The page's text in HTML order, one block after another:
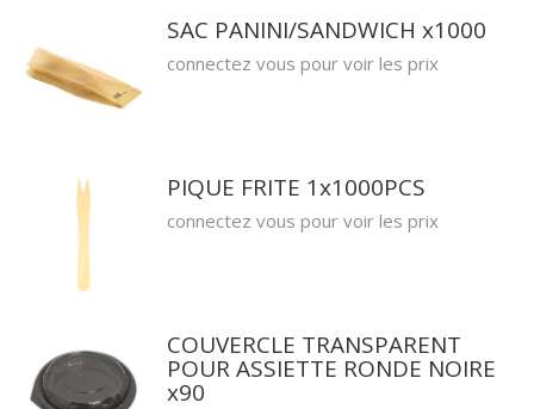
SAC PANINI/SANDWICH x1000
connectez vous pour voir les prix
PIQUE FRITE 1x1000PCS
connectez vous pour voir les prix
COUVERCLE TRANSPARENT
POUR ASSIETTE RONDE NOIRE
x90